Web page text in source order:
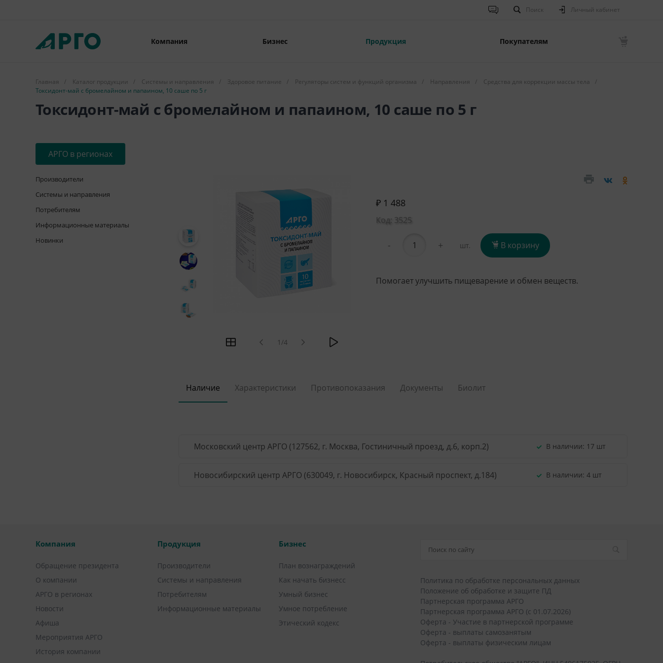
Поиск Личный кабинет
Компания Бизнес Продукция Покупателям
Главная / Каталог продукции / Системы и направления / Здоровое питание / Регуляторы систем и функций организма / Направления / Средства для коррекции массы тела
/
Токсидонт-май с бромелайном и папаином, 10 саше по 5 г
Токсидонт-май с бромелайном и папаином, 10 саше по 5 г
АРГО в регионах
Производители
Системы и направления
Потребителям
Информационные материалы
Новинки
1/4
₽ 1 488
Код: 3525
- + шт. В корзину
Помогает улучшить пищеварение и обмен веществ.
Наличие Характеристики Противопоказания Документы Биолит
Московский центр АРГО (127562, г. Москва, Гостиничный проезд, д.6, корп.2) В наличии: 17 шт
Новосибирский центр АРГО (630049, г. Новосибирск, Красный проспект, д.184) В наличии: 4 шт
Компания
Обращение президента
О компании
АРГО в регионах
Новости
Афиша
Мероприятия АРГО
История компании
Продукция
Производители
Системы и направления
Потребителям
Информационные материалы
Бизнес
План вознаграждений
Как начать бизнесс
Умный бизнес
Умное потребление
Этический кодекс
Политика по обработке персональных данных
Положение об обработке и защите ПД
Партнерская программа АРГО
Партнерская программа АРГО (с 01.07.2026)
Оферта - Участие в партнерской программе
Оферта - выплаты самозанятым
Оферта - выплаты физическим лицам